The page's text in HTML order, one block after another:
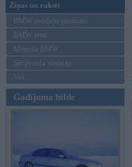
Ziņas un raksti
BMW modeļu jaunumi
BMW testi
Mēneša BMW
Sērijveida tūnings
Vel...
Gadījuma bilde